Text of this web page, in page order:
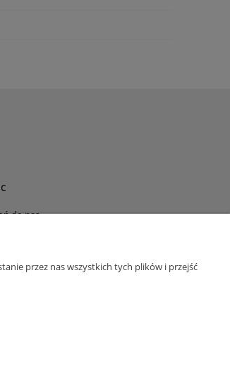
do nas
przez nas wszystkich tych plików i przejść